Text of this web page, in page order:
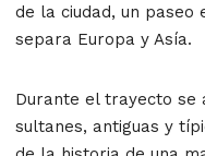
de la ciudad, un paseo
separa Europa y Asía.
Durante el trayecto se
sultanes, antiguas y